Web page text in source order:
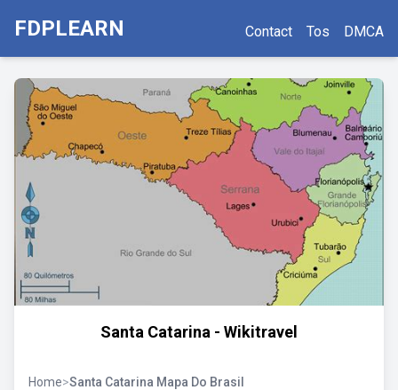
FDPLEARN Contact Tos DMCA
Santa Catarina - Wikitravel
Home>Santa Catarina Mapa Do Brasil